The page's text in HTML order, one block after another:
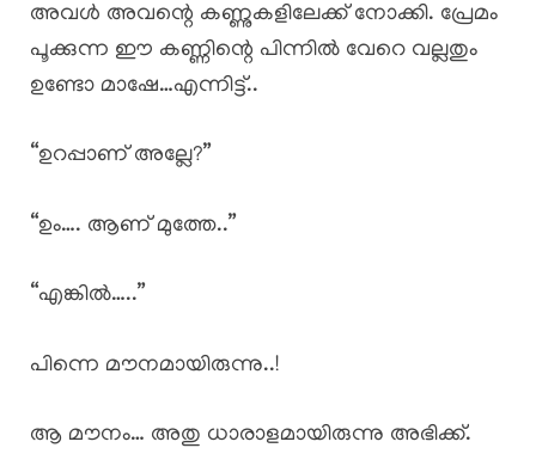
അവൾ അവന്റെ കണ്ണുകളിലേക്ക് നോക്കി. പ്രേമം
പൂക്കുന്ന ഈ കണ്ണിന്റെ പിന്നിൽ വേറെ വല്ലതും
ഉണ്ടോ മാഷേ…എന്നിട്ട്..
“ഉറപ്പാണ് അല്ലേ?”
“ഉം…. ആണ് മുത്തേ..”
“എങ്കിൽ…..”
പിന്നെ മൗനമായിരുന്നു..!
ആ മൗനം… അതു ധാരാളമായിരുന്നു അഭിക്ക്.